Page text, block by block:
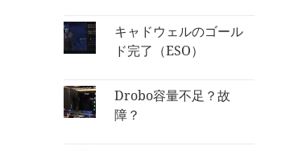
キャドウェルのゴール
ド完了（ESO）
Drobo容量不足？故
障？